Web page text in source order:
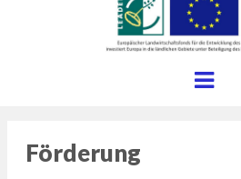
Menu
Förderung